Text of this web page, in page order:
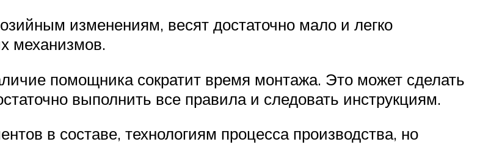
изменениям, весят достаточно мало и легко
механизмов.
помощника сократит время монтажа. Это может сделать
выполнить все правила и следовать инструкциям.
в составе, технологиям процесса производства, но